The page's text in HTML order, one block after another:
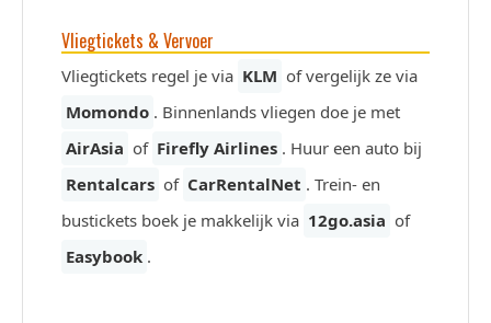
Vliegtickets & Vervoer
Vliegtickets regel je via KLM of vergelijk ze via
Momondo . Binnenlands vliegen doe je met
AirAsia of Firefly Airlines . Huur een auto bij
Rentalcars of CarRentalNet . Trein- en
bustickets boek je makkelijk via 12go.asia of
Easybook .